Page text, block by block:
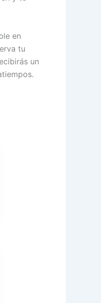
en
tu
un